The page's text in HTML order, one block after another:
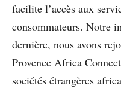
facilite l’accès aux
consommateurs. Notre
dernière, nous avons
Provence Africa
sociétés étrangères